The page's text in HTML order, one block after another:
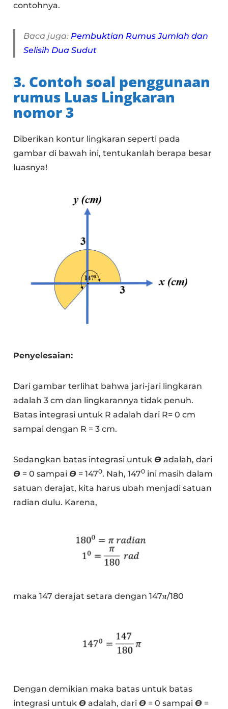
contohnya.
Baca juga: Pembuktian Rumus Jumlah dan
Selisih Dua Sudut
3. Contoh soal penggunaan
rumus Luas Lingkaran
nomor 3
Diberikan kontur lingkaran seperti pada
gambar di bawah ini, tentukanlah berapa besar
luasnya!
Penyelesaian:
Dari gambar terlihat bahwa jari-jari lingkaran
adalah 3 cm dan lingkarannya tidak penuh.
Batas integrasi untuk R adalah dari R= 0 cm
sampai dengan R = 3 cm.
Sedangkan batas integrasi untuk Ɵ adalah, dari
Ɵ = 0 sampai Ɵ = 1470. Nah, 1470 ini masih dalam
satuan derajat, kita harus ubah menjadi satuan
radian dulu. Karena,
maka 147 derajat setara dengan 147π/180
Dengan demikian maka batas untuk batas
integrasi untuk Ɵ adalah, dari Ɵ = 0 sampai Ɵ =